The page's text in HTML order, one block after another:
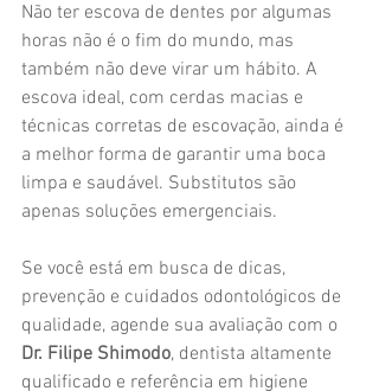
Não ter escova de dentes por algumas
horas não é o fim do mundo, mas
também não deve virar um hábito. A
escova ideal, com cerdas macias e
técnicas corretas de escovação, ainda é
a melhor forma de garantir uma boca
limpa e saudável. Substitutos são
apenas soluções emergenciais.
Se você está em busca de dicas,
prevenção e cuidados odontológicos de
qualidade, agende sua avaliação com o
Dr. Filipe Shimodo, dentista altamente
qualificado e referência em higiene